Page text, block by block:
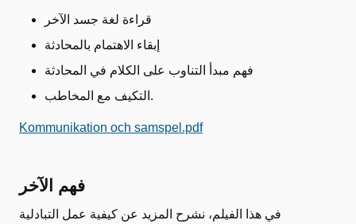
قراءة لغة جسد الآخر
إبقاء الاهتمام بالمحادثة
فهم مبدأ التناوب على الكلام في المحادثة
التكيف مع المخاطب.
Kommunikation och samspel.pdf
فهم الآخر
في هذا الفيلم، نشرح المزيد عن كيفية عمل التبادلية